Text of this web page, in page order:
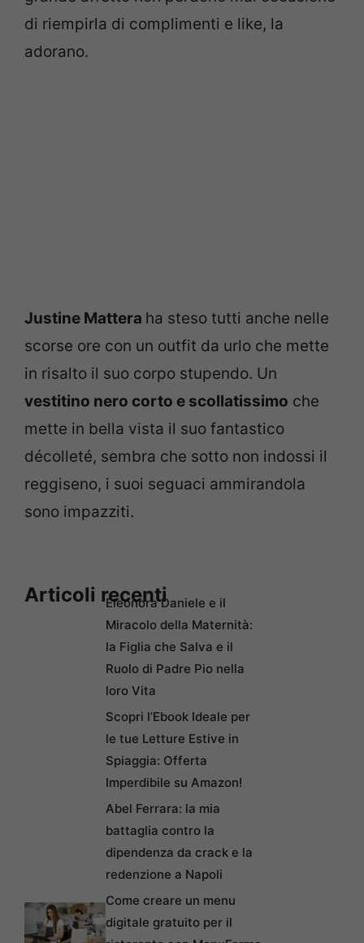
di riempirla di complimenti e like, la
adorano.
Justine Mattera ha steso tutti anche nelle
scorse ore con un outfit da urlo che mette
in risalto il suo corpo stupendo. Un
vestitino nero corto e scollatissimo che
mette in bella vista il suo fantastico
décolleté, sembra che sotto non indossi il
reggiseno, i suoi seguaci ammirandola
sono impazziti.
Articoli recentiEleonora Daniele e il
Miracolo della Maternità:
la Figlia che Salva e il
Ruolo di Padre Pio nella
loro Vita
Scopri l’Ebook Ideale per
le tue Letture Estive in
Spiaggia: Offerta
Imperdibile su Amazon!
Abel Ferrara: la mia
battaglia contro la
dipendenza da crack e la
redenzione a Napoli
Come creare un menu
digitale gratuito per il